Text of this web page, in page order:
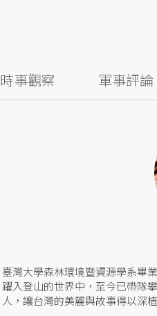
時事觀察 軍事評論
臺灣大學森林環境暨資源學系畢
躍入登山的世界中，至今已帶隊
人，讓台灣的美麗與故事得以深